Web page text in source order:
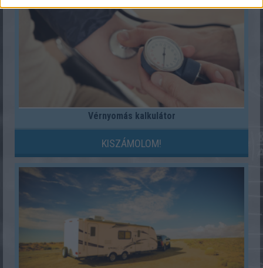
Vérnyomás kalkulátor
KISZÁMOLOM!